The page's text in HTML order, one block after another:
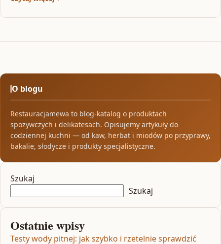
O blogu
Restauracjamewa to blog-katalog o produktach
spożywczych i delikatesach. Opisujemy artykuły do
codziennej kuchni — od kaw, herbat i miodów po przyprawy,
bakalie, słodycze i produkty specjalistyczne.
Szukaj
Szukaj
Ostatnie wpisy
Testy wody pitnej: jak szybko i rzetelnie sprawdzić